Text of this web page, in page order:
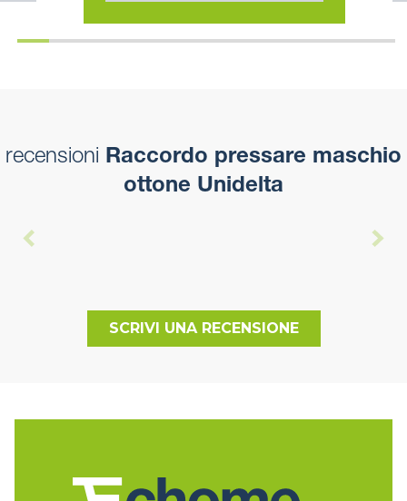
recensioni Raccordo pressare maschio
ottone Unidelta
SCRIVI UNA RECENSIONE